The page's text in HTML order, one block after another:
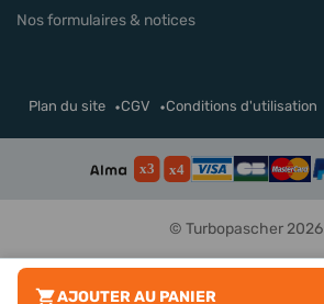
AJOUTER AU PANIER
Nos formulaires & notices
Plan du site CGV Conditions d'utilisation
© Turbopascher 2026